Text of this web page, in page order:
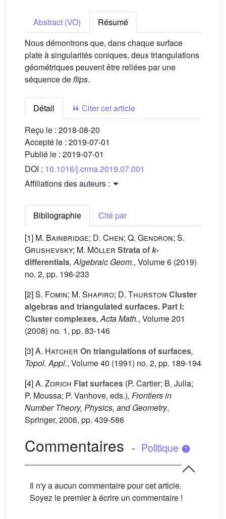
Abstract (VO)
Résumé
Nous démontrons que, dans chaque surface
plate à singularités coniques, deux triangulations
géométriques peuvent être reliées par une
séquence deflips.
Détail
Citer cet article
Reçu le : 2018-08-20
Accepté le : 2019-07-01
Publié le : 2019-07-01
DOI : 10.1016/j.crma.2019.07.001
Affiliations des auteurs :
Bibliographie
Cité par
[1] M. Bainbridge; D. Chen; Q. Gendron; S.
Grushevsky; M. Möller Strata ofk-
differentials, Algebraic Geom., Volume 6 (2019)
no. 2, pp. 196-233
[2]S. Fomin; M. Shapiro; D. Thurston Cluster
algebras and triangulated surfaces. Part I:
Cluster complexes, Acta Math., Volume 201
(2008) no. 1, pp. 83-146
[3]A. Hatcher On triangulations of surfaces,
Topol. Appl., Volume 40 (1991) no. 2, pp. 189-194
[4]A. Zorich Flat surfaces (P. Cartier; B. Julia;
P. Moussa; P. Vanhove, eds.), Frontiers in
Number Theory, Physics, and Geometry,
Springer, 2006, pp. 439-586
Commentaires - Politique
Il n'y a aucun commentaire pour cet article.
Soyez le premier à écrire un commentaire !